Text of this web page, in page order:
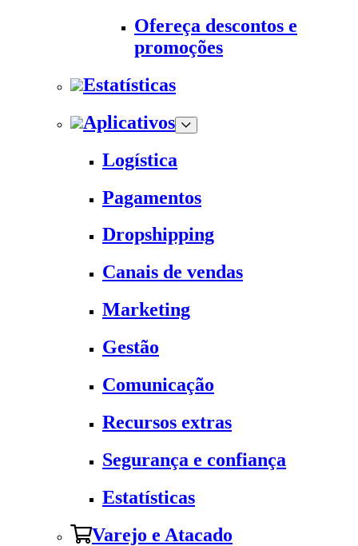
Ofereça descontos e
promoções
Estatísticas
Aplicativos
Logística
Pagamentos
Dropshipping
Canais de vendas
Marketing
Gestão
Comunicação
Recursos extras
Segurança e confiança
Estatísticas
Varejo e Atacado